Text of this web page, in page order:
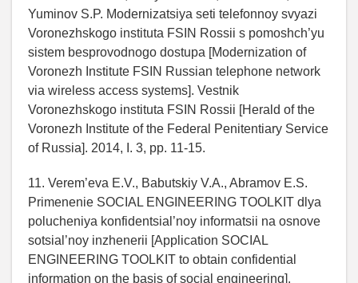
Yuminov S.P. Modernizatsiya seti telefonnoy svyazi
Voronezhskogo instituta FSIN Rossii s pomoshch’yu
sistem besprovodnogo dostupa [Modernization of
Voronezh Institute FSIN Russian telephone network
via wireless access systems]. Vestnik
Voronezhskogo instituta FSIN Rossii [Herald of the
Voronezh Institute of the Federal Penitentiary Service
of Russia]. 2014, I. 3, pp. 11-15.
11. Verem’eva E.V., Babutskiy V.A., Abramov E.S.
Primenenie SOCIAL ENGINEERING TOOLKIT dlya
polucheniya konfidentsial’noy informatsii na osnove
sotsial’noy inzhenerii [Application SOCIAL
ENGINEERING TOOLKIT to obtain confidential
information on the basis of social engineering].